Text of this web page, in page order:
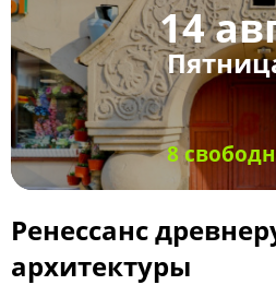
14
8
Ренессанс
архитектуры